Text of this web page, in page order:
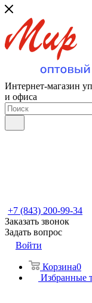
Интернет-магазин
и офиса
+7 (843) 200-99-34
Заказать звонок
Задать вопрос
Войти
Корзина0
Избранные